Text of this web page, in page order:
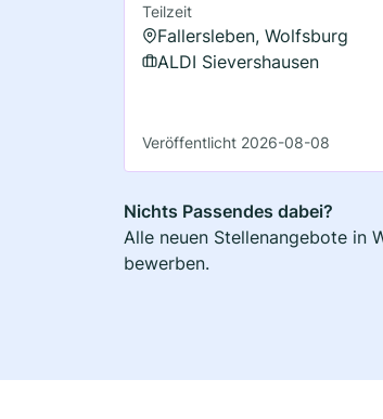
Teilzeit
Fallersleben, Wolfsburg
ALDI Sievershausen
Veröffentlicht 2026-08-08
Nichts Passendes dabei?
Alle neuen Stellenangebote in
bewerben.